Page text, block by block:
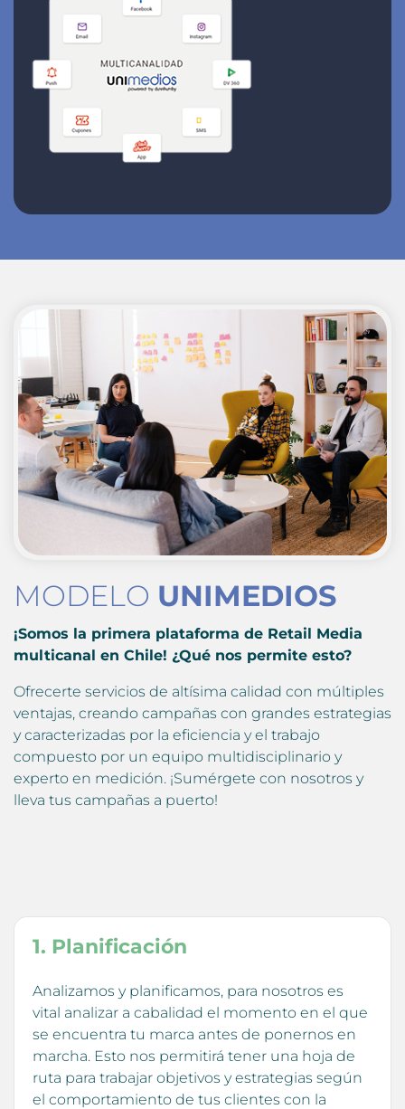
MODELO UNIMEDIOS
¡Somos la primera plataforma de Retail Media
multicanal en Chile! ¿Qué nos permite esto?
Ofrecerte servicios de altísima calidad con múltiples
ventajas, creando campañas con grandes estrategias
y caracterizadas por la eficiencia y el trabajo
compuesto por un equipo multidisciplinario y
experto en medición. ¡Sumérgete con nosotros y
lleva tus campañas a puerto!
1. Planificación
Analizamos y planificamos, para nosotros es
vital analizar a cabalidad el momento en el que
se encuentra tu marca antes de ponernos en
marcha. Esto nos permitirá tener una hoja de
ruta para trabajar objetivos y estrategias según
el comportamiento de tus clientes con la